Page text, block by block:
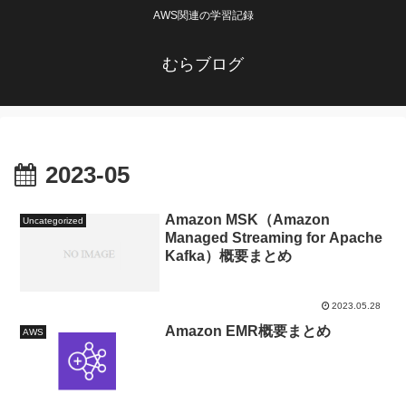
AWS関連の学習記録
むらブログ
2023-05
Uncategorized
Amazon MSK（Amazon
Managed Streaming for Apache
Kafka）概要まとめ
2023.05.28
AWS Amazon EMR概要まとめ